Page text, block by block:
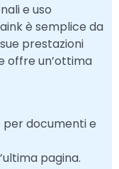
e uso
è semplice da
prestazioni
offre un’ottima
per documenti e
pagina.